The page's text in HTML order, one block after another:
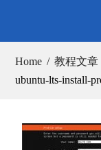
Home 教程文章
ubuntu-lts-install-